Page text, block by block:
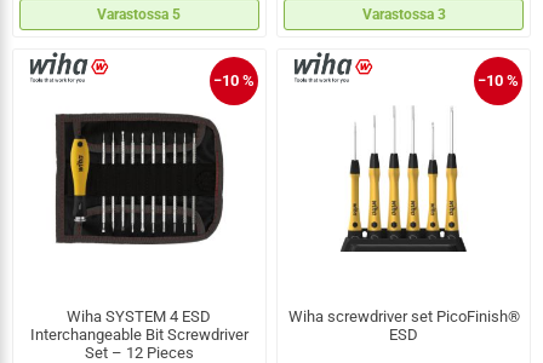
Varastossa 5 Varastossa 3
−10 %
Wiha SYSTEM 4 ESD
Interchangeable Bit Screwdriver
Set – 12 Pieces
−10 %
Wiha screwdriver set PicoFinish®
ESD